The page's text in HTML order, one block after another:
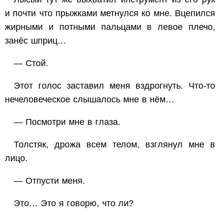
и почти что прыжками метнулся ко мне. Вцепился
жирными и потными пальцами в левое плечо,
занёс шприц…
— Стой.
Этот голос заставил меня вздрогнуть. Что-то
нечеловеческое слышалось мне в нём…
— Посмотри мне в глаза.
Толстяк, дрожа всем телом, взглянул мне в
лицо.
— Отпусти меня.
Это… Это я говорю, что ли?